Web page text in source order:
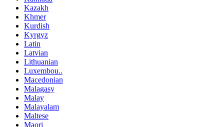
Kazakh
Khmer
Kurdish
Kyrgyz
Latin
Latvian
Lithuanian
Luxembou..
Macedonian
Malagasy
Malay
Malayalam
Maltese
Maori